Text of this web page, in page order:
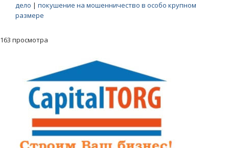
дело | покушение на мошенничество в особо крупном
размере
163 просмотра